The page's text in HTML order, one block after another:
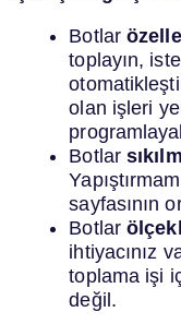
Botlar
toplayın,
olan işleri
Botlar
sayfasının
Botlar
ihtiyacınız
toplama işi
değil.